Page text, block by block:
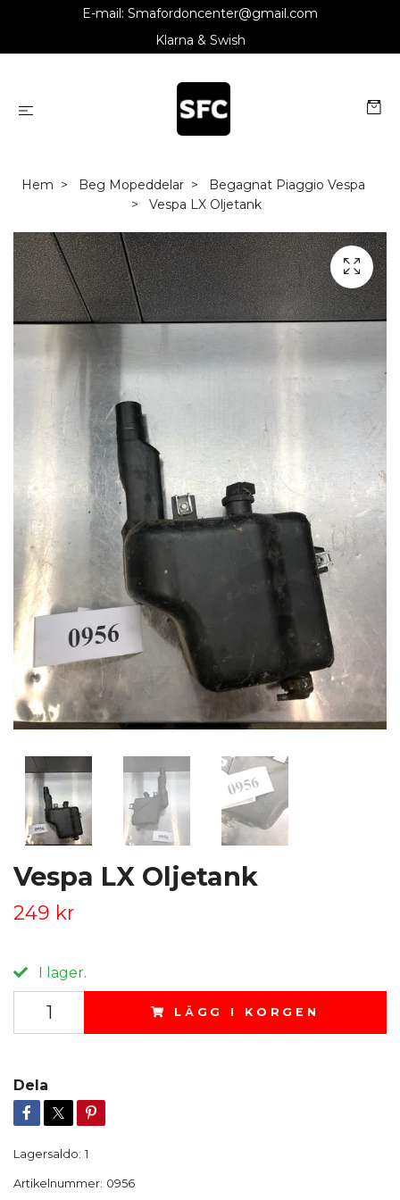
E-mail: Smafordoncenter@gmail.com
Klarna & Swish
Hem Beg Mopeddelar
Begagnat Piaggio Vespa
Vespa LX Oljetank
Vespa LX Oljetank
249 kr
I lager.
LÄGG I KORGEN
Dela
Lagersaldo: 1
Artikelnummer: 0956